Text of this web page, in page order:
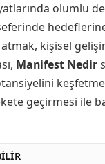
olumlu
atmak, kişisel
Manifest Nedir
geçirmesi ile